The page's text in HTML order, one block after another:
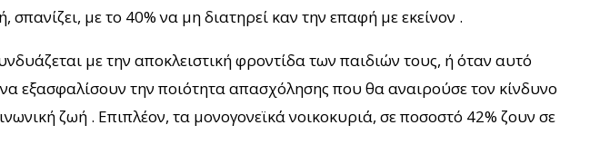
με το 40% να μη διατηρεί καν την επαφή με εκείνον .
με την αποκλειστική φροντίδα των παιδιών τους, ή όταν αυτό
εξασφαλίσουν την ποιότητα απασχόλησης που θα αναιρούσε τον κίνδυνο
ζωή . Επιπλέον, τα μονογονεϊκά νοικοκυριά, σε ποσοστό 42% ζουν σε